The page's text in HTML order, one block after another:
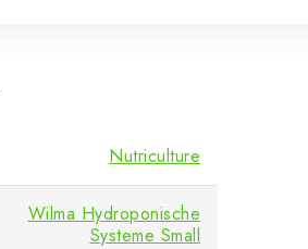
Nutriculture
Wilma Hydroponische
Systeme Small